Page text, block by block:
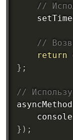
//
//
return
} ;
//
asyncMethod
    console
} ) ;